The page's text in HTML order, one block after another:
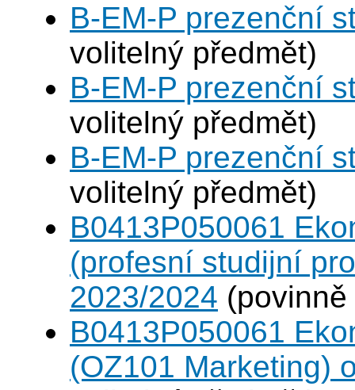
B-EM-P prezenční
volitelný předmět)
B-EM-P prezenční
volitelný předmět)
B-EM-P prezenční
volitelný předmět)
B0413P050061
(profesní studijní
2023/2024
B0413P050061
(OZ101 Marketing)